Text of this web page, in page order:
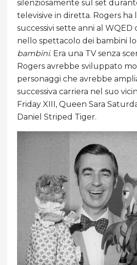
silenziosamente sul set
televisive in diretta. Rogers ha
successivi sette anni al
nello spettacolo dei bambini
bambini. Era una TV senza
Rogers avrebbe sviluppato
personaggi che avrebbe
successiva carriera nel suo
Friday XIII, Queen Sara
Daniel Striped Tiger.